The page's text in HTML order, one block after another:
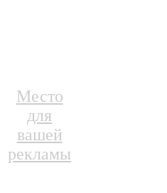
Место
для
вашей
рекламы